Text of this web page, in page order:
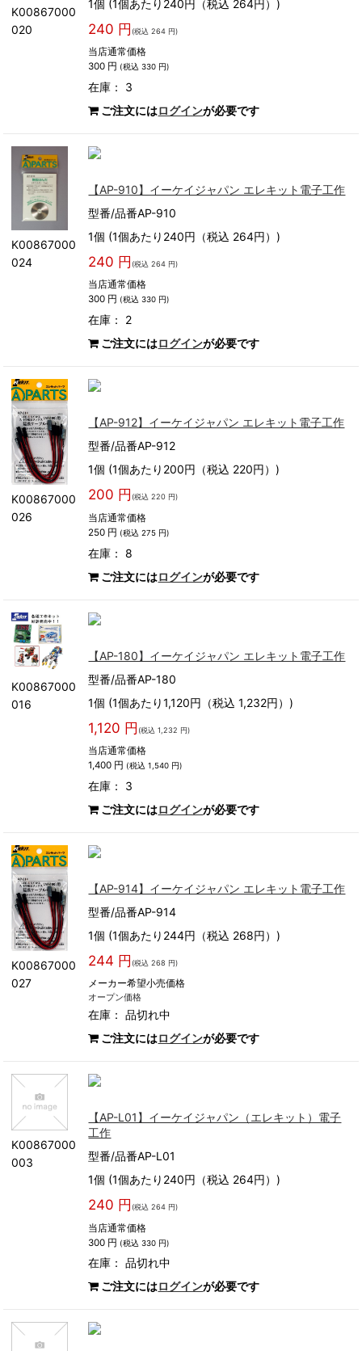
K00867000
020
1個 (1個あたり240円（税込 264円）)
240 円 (税込 264 円)
当店通常価格
300 円 (税込 330 円)
在庫： 3
ご注文にはログインが必要です
K00867000
024
【AP-910】イーケイジャパン エレキット電子工作
型番/品番AP-910
1個 (1個あたり240円（税込 264円）)
240 円 (税込 264 円)
当店通常価格
300 円 (税込 330 円)
在庫： 2
ご注文にはログインが必要です
K00867000
026
【AP-912】イーケイジャパン エレキット電子工作
型番/品番AP-912
1個 (1個あたり200円（税込 220円）)
200 円 (税込 220 円)
当店通常価格
250 円 (税込 275 円)
在庫： 8
ご注文にはログインが必要です
K00867000
016
【AP-180】イーケイジャパン エレキット電子工作
型番/品番AP-180
1個 (1個あたり1,120円（税込 1,232円）)
1,120 円 (税込 1,232 円)
当店通常価格
1,400 円 (税込 1,540 円)
在庫： 3
ご注文にはログインが必要です
K00867000
027
【AP-914】イーケイジャパン エレキット電子工作
型番/品番AP-914
1個 (1個あたり244円（税込 268円）)
244 円 (税込 268 円)
メーカー希望小売価格
オープン価格
在庫：品切れ中
ご注文にはログインが必要です
K00867000
003
【AP-L01】イーケイジャパン（エレキット）電子
工作
型番/品番AP-L01
1個 (1個あたり240円（税込 264円）)
240 円 (税込 264 円)
当店通常価格
300 円 (税込 330 円)
在庫：品切れ中
ご注文にはログインが必要です